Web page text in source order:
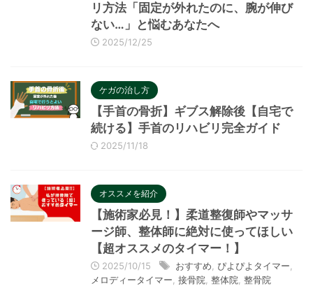
リ方法「固定が外れたのに、腕が伸び
ない…」と悩むあなたへ
2025/12/25
ケガの治し方
【手首の骨折】ギブス解除後【自宅で
続ける】手首のリハビリ完全ガイド
2025/11/18
オススメを紹介
【施術家必見！】柔道整復師やマッサ
ージ師、整体師に絶対に使ってほしい
【超オススメのタイマー！】
2025/10/15 おすすめ, ぴよぴよタイマー,
メロディータイマー, 接骨院, 整体院, 整骨院